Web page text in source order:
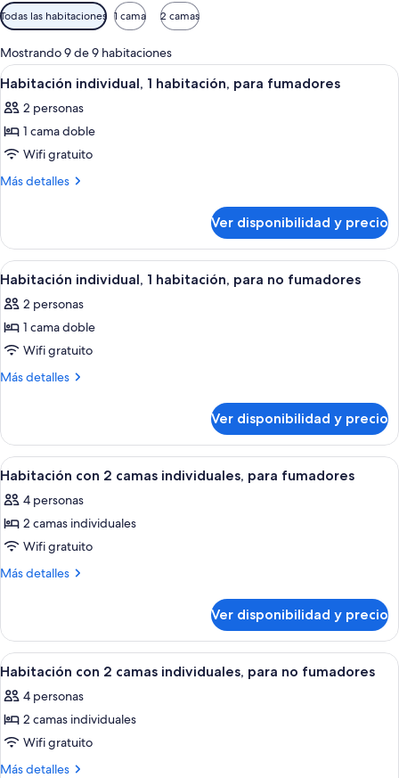
Filtros
disponibles
para
las
habitaciones
Todas las habitaciones 1 cama 2 camas
Mostrando 9 de 9 habitaciones
Ver
todas
las
fotos
de
Habitación
habitación,
para
fumadores
Una habitación de hotel con una
14
Habitación individual, 1 habitación, para fumadores
2 personas
1 cama doble
Wifi gratuito
Más detalles
Más
individual,
habitación,
fumadores
Ver disponibilidad y precio
Ver
todas
las
fotos
de
Habitación
habitación,
para
no
fumadores
Una habitación de hotel con una
14
Habitación individual, 1 habitación, para no fumadores
2 personas
1 cama doble
Wifi gratuito
Más detalles
Más
individual,
habitación,
no
fumadores
Ver disponibilidad y precio
Ver
todas
las
fotos
de
Habitación
camas
individuales,
para
fumadores
Habitación de hotel con dos camas,
14
Habitación con 2 camas individuales, para fumadores
4 personas
2 camas individuales
Wifi gratuito
Más detalles
Más
con
camas
para
fumadores
Ver disponibilidad y precio
Ver
todas
las
fotos
de
Habitación
Habitación de hotel con dos camas,
14
Habitación con 2 camas individuales, para no fumadores
4 personas
2 camas individuales
Wifi gratuito
Más detalles
Más